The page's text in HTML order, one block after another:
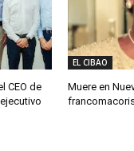
CEO de
EL CIBAO
Muere en